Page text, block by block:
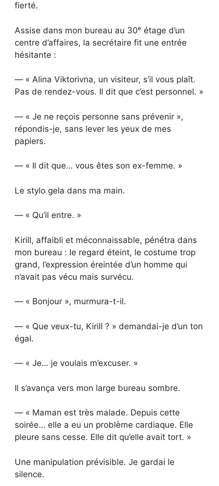
fierté.
Assise dans mon bureau au 30ᵉ étage d’un
centre d’affaires, la secrétaire fit une entrée
hésitante :
— « Alina Viktorivna, un visiteur, s’il vous plaît.
Pas de rendez-vous. Il dit que c’est personnel. »
— « Je ne reçois personne sans prévenir »,
répondis-je, sans lever les yeux de mes
papiers.
— « Il dit que… vous êtes son ex-femme. »
Le stylo gela dans ma main.
— « Qu’il entre. »
Kirill, affaibli et méconnaissable, pénétra dans
mon bureau : le regard éteint, le costume trop
grand, l’expression éreintée d’un homme qui
n’avait pas vécu mais survécu.
— « Bonjour », murmura-t-il.
— « Que veux-tu, Kirill ? » demandai-je d’un ton
égal.
— « Je… je voulais m’excuser. »
Il s’avança vers mon large bureau sombre.
— « Maman est très malade. Depuis cette
soirée… elle a eu un problème cardiaque. Elle
pleure sans cesse. Elle dit qu’elle avait tort. »
Une manipulation prévisible. Je gardai le
silence.